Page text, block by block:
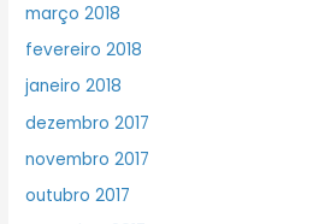
março 2018
fevereiro 2018
janeiro 2018
dezembro 2017
novembro 2017
outubro 2017